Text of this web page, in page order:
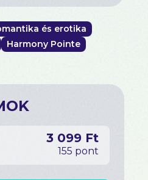
és erotika
Harmony Pointe
3 099 Ft
155 pont